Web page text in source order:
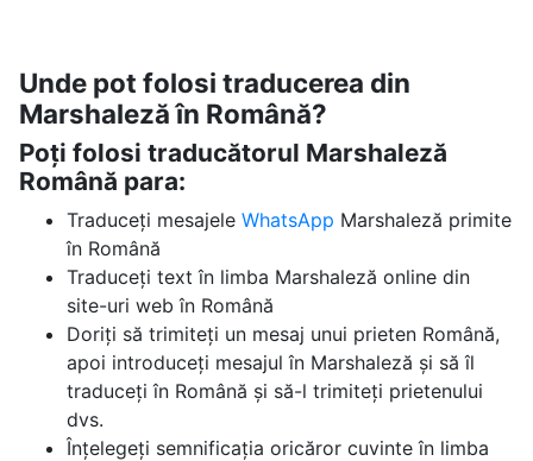
Unde pot folosi traducerea din
Marshaleză în Română?
Poți folosi traducătorul Marshaleză
Română para:
Traduceți mesajele WhatsApp Marshaleză primite
în Română
Traduceți text în limba Marshaleză online din
site-uri web în Română
Doriți să trimiteți un mesaj unui prieten Română,
apoi introduceți mesajul în Marshaleză și să îl
traduceți în Română și să-l trimiteți prietenului
dvs.
Înțelegeți semnificația oricăror cuvinte în limba